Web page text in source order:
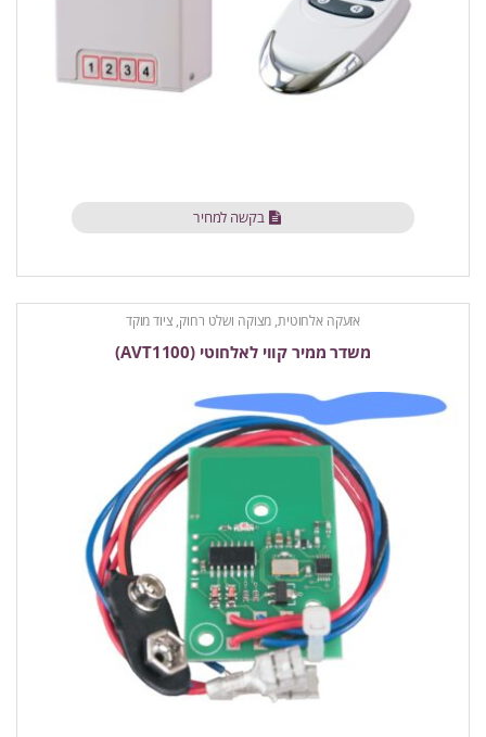
בקשה למחיר
אזעקה אלחוטית, מצוקה ושלט רחוק, ציוד מוקד
משדר ממיר קווי לאלחוטי (AVT1100)